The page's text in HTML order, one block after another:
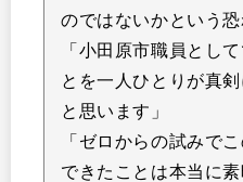
のではないかという恐
「小田原市職員とし
とを一人ひとりが真
と思います」
「ゼロからの試みで
できたことは本当に